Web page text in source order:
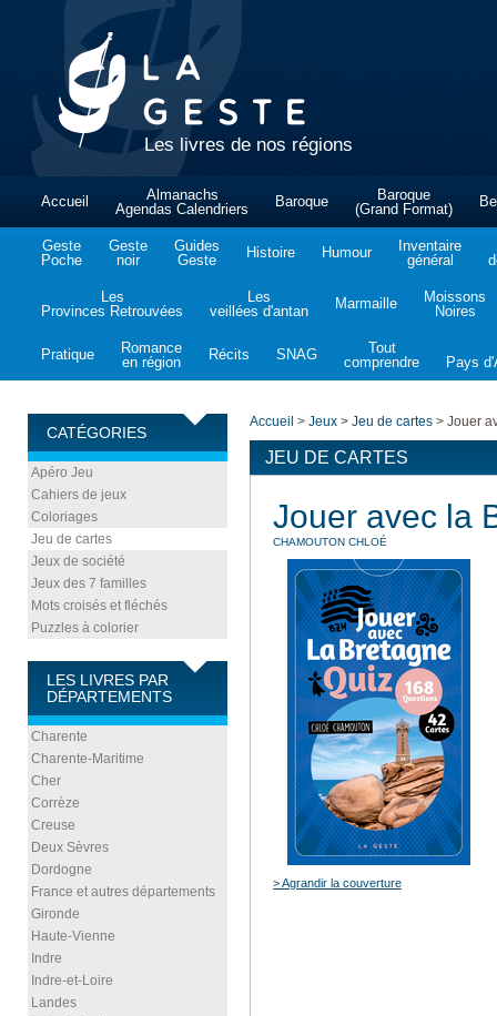
Les livres de nos régions
Accueil
Almanachs
Agendas Calendriers
Baroque
Baroque
(Grand Format)
Geste
Poche
Geste
noir
Guides
Geste
Histoire Humour
Inventaire
général
Les
Provinces Retrouvées
Les
veillées d'antan
Marmaille
Moissons
Noires
Pratique
Romance
en région
Récits SNAG
Tout
comprendre
Pays
CATÉGORIES
Apéro Jeu
Cahiers de jeux
Coloriages
Jeu de cartes
Jeux de société
Jeux des 7 familles
Mots croisés et fléchés
Puzzles à colorier
LES LIVRES PAR
DÉPARTEMENTS
Charente
Charente-Maritime
Cher
Corrèze
Creuse
Deux Sèvres
Dordogne
France et autres départements
Gironde
Haute-Vienne
Indre
Indre-et-Loire
Landes
Accueil > Jeux > Jeu de cartes > Jouer
JEU DE CARTES
Jouer avec la
CHAMOUTON CHLOÉ
> Agrandir la couverture